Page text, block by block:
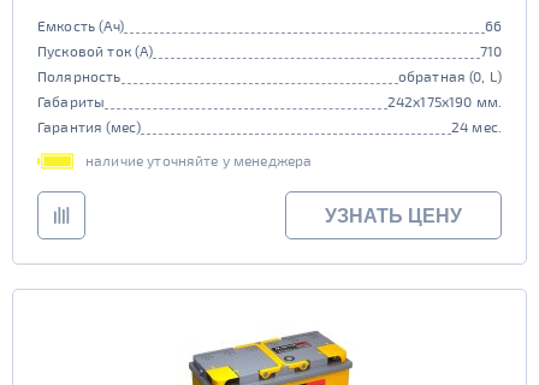
Емкость (Ач)
66
Пусковой ток (А)
710
Полярность
обратная (0, L)
Габариты
242x175x190 мм.
Гарантия (мес)
24 мес.
наличие уточняйте у менеджера
УЗНАТЬ ЦЕНУ